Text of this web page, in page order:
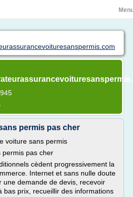
permis pas cher
voiture sans permis
permis pas cher
cèdent progressivement la
Internet et sans nulle doute
une demande de devis, recevoir
bas prix, recueillir des informations